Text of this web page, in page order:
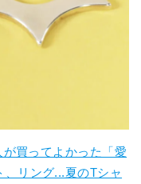
買ってよかった「愛
、リング...夏のTシャ